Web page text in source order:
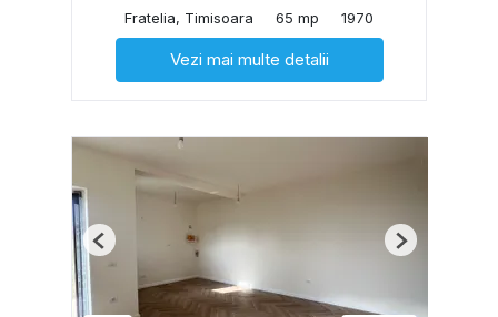
Fratelia, Timisoara
65 mp 1970
Vezi mai multe detalii
Previous Next